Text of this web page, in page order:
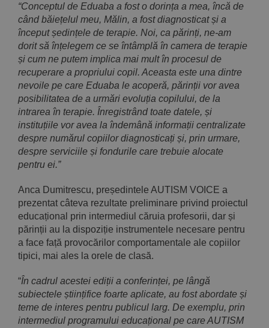
“Conceptul de Eduaba a fost o dorința a mea, încă de
când băiețelul meu, Mălin, a fost diagnosticat și a
început ședințele de terapie. Noi, ca părinți, ne-am
dorit să înțelegem ce se întâmplă în camera de terapie
și cum ne putem implica mai mult în procesul de
recuperare a propriului copil. Aceasta este una dintre
nevoile pe care Eduaba le acoperă, părinții vor avea
posibilitatea de a urmări evoluția copilului, de la
intrarea în terapie. Înregistrând toate datele, și
instituțiile vor avea la îndemână informații centralizate
despre numărul copiilor diagnosticați și, prin urmare,
despre serviciile și fondurile care trebuie alocate
pentru ei.”
Anca Dumitrescu, președintele AUTISM VOICE a
prezentat câteva rezultate preliminare privind proiectul
educațional prin intermediul căruia profesorii, dar și
părinții au la dispoziție instrumentele necesare pentru
a face față provocărilor comportamentale ale copiilor
tipici, mai ales la orele de clasă.
“În cadrul acestei ediții a conferinței, pe lângă
subiectele științifice foarte aplicate, au fost abordate și
teme de interes pentru publicul larg. De exemplu, prin
intermediul programului educațional pe care AUTISM